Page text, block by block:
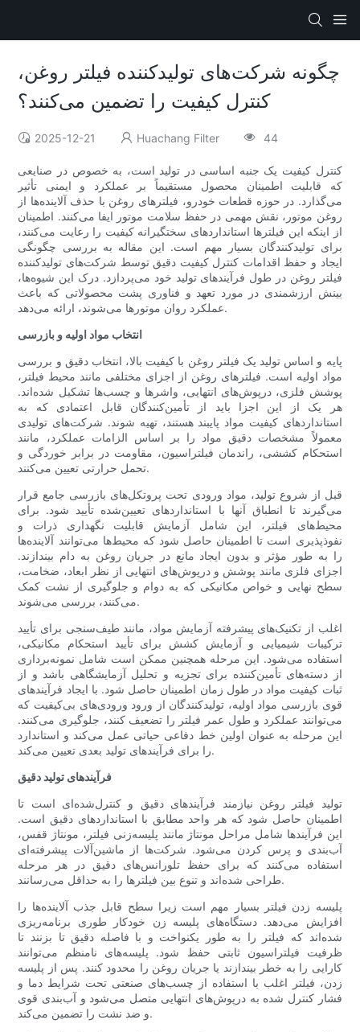
چگونه شرکت‌های تولیدکننده فیلتر روغن،
کنترل کیفیت را تضمین می‌کنند؟
2025-12-21 Huachang Filter 44
کنترل کیفیت یک جنبه اساسی در تولید است، به خصوص در صنایعی
که قابلیت اطمینان محصول مستقیماً بر عملکرد و ایمنی تأثیر
می‌گذارد. در حوزه قطعات خودرو، فیلترهای روغن با حذف آلاینده‌ها از
روغن موتور، نقش مهمی در حفظ سلامت موتور ایفا می‌کنند. اطمینان
از اینکه این فیلترها استانداردهای سختگیرانه کیفیت را رعایت می‌کنند،
برای تولیدکنندگان بسیار مهم است. این مقاله به بررسی چگونگی
ایجاد و حفظ اقدامات کنترل کیفیت دقیق توسط شرکت‌های تولیدکننده
فیلتر روغن در طول فرآیندهای تولید خود می‌پردازد. درک این شیوه‌ها،
بینش ارزشمندی در مورد تعهد و فناوری پشت محصولاتی که باعث
عملکرد روان موتورها می‌شوند، ارائه می‌دهد.
انتخاب مواد اولیه و بازرسی
پایه و اساس تولید یک فیلتر روغن با کیفیت بالا، انتخاب دقیق و بررسی
مواد اولیه است. فیلترهای روغن از اجزای مختلفی مانند محیط فیلتر،
پوشش فلزی، درپوش‌های انتهایی، واشرها و چسب‌ها تشکیل شده‌اند.
هر یک از این اجزا باید از تأمین‌کنندگان قابل اعتمادی که به
استانداردهای کیفیت مواد پایبند هستند، تهیه شوند. شرکت‌های تولیدی
معمولاً مشخصات دقیق مواد را بر اساس الزامات عملکرد، مانند
استحکام کششی، راندمان فیلتراسیون، مقاومت در برابر خوردگی و
تحمل حرارتی تعیین می‌کنند.
قبل از شروع تولید، مواد ورودی تحت پروتکل‌های بازرسی جامع قرار
می‌گیرند تا انطباق آنها با استانداردهای تعیین‌شده تأیید شود. برای
محیط‌های فیلتر، این شامل آزمایش قابلیت نگهداری ذرات و
نفوذپذیری است تا اطمینان حاصل شود که محیط‌ها می‌توانند آلاینده‌ها
را به طور مؤثر و بدون ایجاد مانع در جریان روغن به دام بیندازند.
اجزای فلزی مانند پوشش و درپوش‌های انتهایی از نظر ابعاد، ضخامت،
سطح نهایی و خواص مکانیکی که به دوام و جلوگیری از نشت کمک
می‌کنند، بررسی می‌شوند.
اغلب از تکنیک‌های پیشرفته آزمایش مواد، مانند طیف‌سنجی برای تأیید
ترکیبات شیمیایی و آزمایش کشش برای تأیید استحکام مکانیکی،
استفاده می‌شود. این مرحله همچنین ممکن است شامل نمونه‌برداری
از دسته‌های تأمین‌کننده برای تجزیه و تحلیل آزمایشگاهی باشد و از
ثبات کیفیت مواد در طول زمان اطمینان حاصل شود. با ایجاد فرآیندهای
قوی بازرسی مواد اولیه، تولیدکنندگان از ورود ورودی‌های بی‌کیفیت که
می‌توانند عملکرد و طول عمر فیلتر را تضعیف کنند، جلوگیری می‌کنند.
این مرحله به عنوان اولین خط دفاعی حیاتی عمل می‌کند و استاندارد
را برای فرآیندهای تولید بعدی تعیین می‌کند.
فرآیندهای تولید دقیق
تولید فیلتر روغن نیازمند فرآیندهای دقیق و کنترل‌شده‌ای است تا
اطمینان حاصل شود که هر واحد مطابق با استانداردهای دقیق است.
این فرآیندها شامل مراحل مونتاژ مانند پلیسه‌زنی فیلتر، مونتاژ قفس،
آب‌بندی و پرس کردن می‌شود. شرکت‌ها از ماشین‌آلات پیشرفته‌ای
استفاده می‌کنند که برای حفظ تلورانس‌های دقیق در هر مرحله
طراحی شده‌اند و تنوع بین فیلترها را به حداقل می‌رسانند.
پلیسه زدن فیلتر بسیار مهم است زیرا سطح قابل جذب آلاینده‌ها را
افزایش می‌دهد. دستگاه‌های پلیسه زن خودکار طوری برنامه‌ریزی
شده‌اند که فیلتر را به طور یکنواخت و با فاصله دقیق تا بزنند تا
ظرفیت فیلتراسیون ثابتی حفظ شود. پلیسه‌های نامنظم می‌توانند
کارایی را به خطر بیندازند یا جریان روغن را محدود کنند. پس از پلیسه
زدن، فیلتر اغلب با استفاده از چسب‌های صنعتی تحت شرایط دما و
فشار کنترل شده به درپوش‌های انتهایی متصل می‌شود و آب‌بندی قوی
و ضد نشت را تضمین می‌کند.